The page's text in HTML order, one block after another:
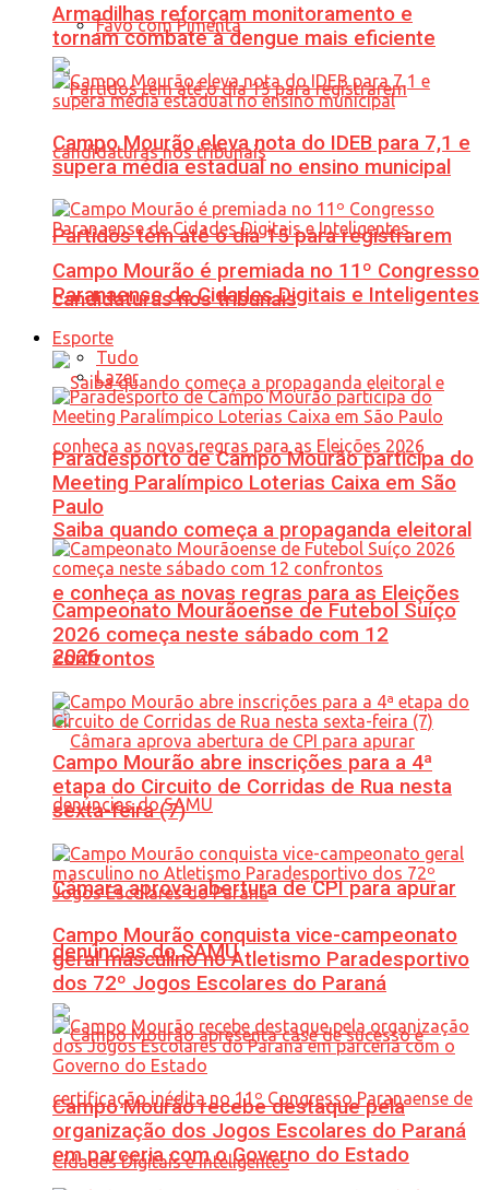
Favo com Pimenta
Partidos têm até o dia 15 para registrarem
candidaturas nos tribunais
Saiba quando começa a propaganda eleitoral
e conheça as novas regras para as Eleições
2026
Câmara aprova abertura de CPI para apurar
denúncias do SAMU
Armadilhas reforçam monitoramento e
tornam combate à dengue mais eficiente
Campo Mourão eleva nota do IDEB para 7,1 e
supera média estadual no ensino municipal
Campo Mourão é premiada no 11º Congresso
Paranaense de Cidades Digitais e Inteligentes
Esporte
Tudo
Lazer
Paradesporto de Campo Mourão participa do
Meeting Paralímpico Loterias Caixa em São
Paulo
Campeonato Mourãoense de Futebol Suíço
2026 começa neste sábado com 12
confrontos
Campo Mourão abre inscrições para a 4ª
etapa do Circuito de Corridas de Rua nesta
sexta-feira (7)
Campo Mourão conquista vice-campeonato
geral masculino no Atletismo Paradesportivo
dos 72º Jogos Escolares do Paraná
Campo Mourão recebe destaque pela
organização dos Jogos Escolares do Paraná
em parceria com o Governo do Estado